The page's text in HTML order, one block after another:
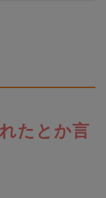
たとか言